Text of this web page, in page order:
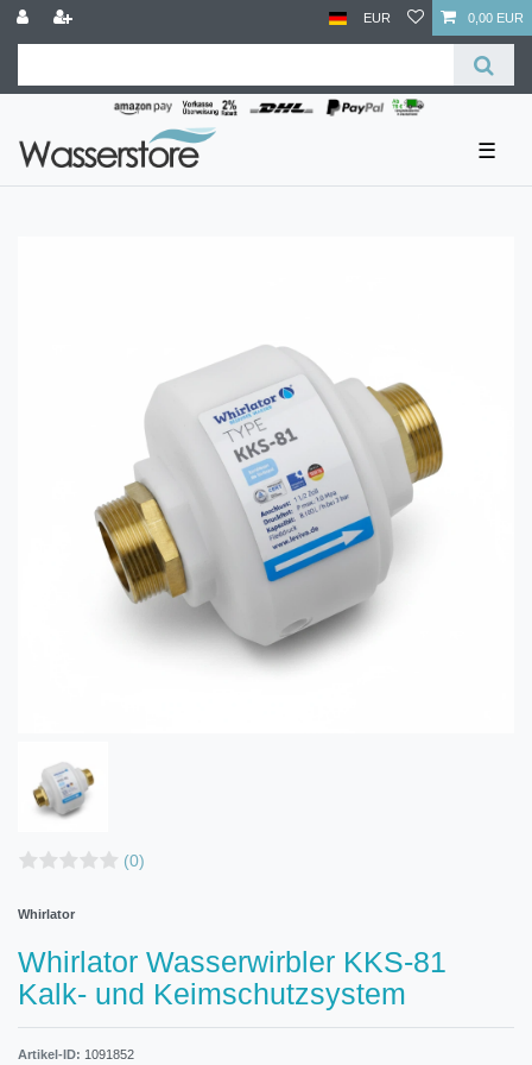
EUR 0,00 EUR
☰
(0)
Whirlator
Whirlator Wasserwirbler KKS-81
Kalk- und Keimschutzsystem
Artikel-ID: 1091852